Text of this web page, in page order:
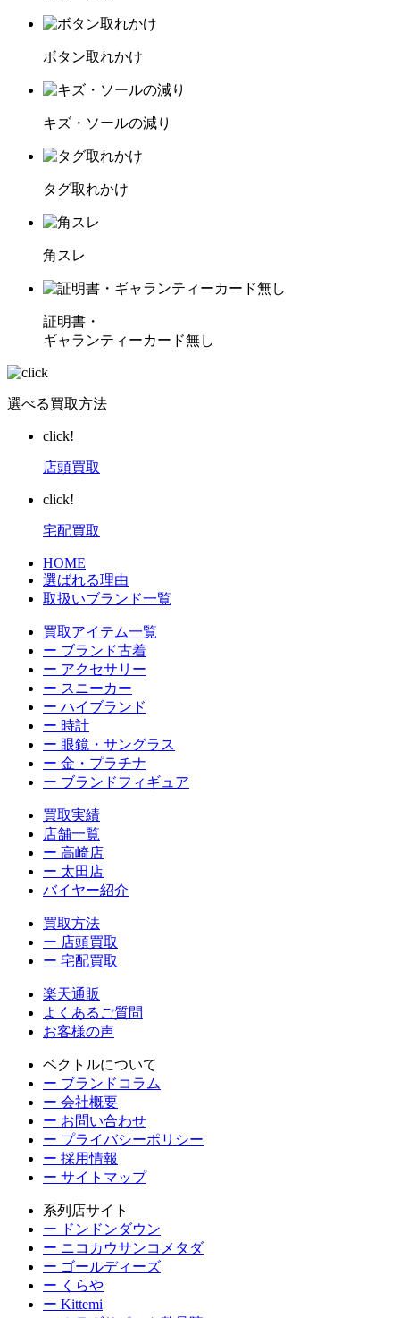
ボタン取れかけ
キズ・ソールの減り
タグ取れかけ
角スレ
証明書・
ギャランティーカード無し
選べる買取方法
click!
店頭買取
click!
宅配買取
HOME
選ばれる理由
取扱いブランド一覧
買取アイテム一覧
ー ブランド古着
ー アクセサリー
ー スニーカー
ー ハイブランド
ー 時計
ー 眼鏡・サングラス
ー 金・プラチナ
ー ブランドフィギュア
買取実績
店舗一覧
ー 高崎店
ー 太田店
バイヤー紹介
買取方法
ー 店頭買取
ー 宅配買取
楽天通販
よくあるご質問
お客様の声
ベクトルについて
ー ブランドコラム
ー 会社概要
ー お問い合わせ
ー プライバシーポリシー
ー 採用情報
ー サイトマップ
系列店サイト
ー ドンドンダウン
ー ニコカウサンコメタダ
ー ゴールディーズ
ー くらや
ー Kittemi